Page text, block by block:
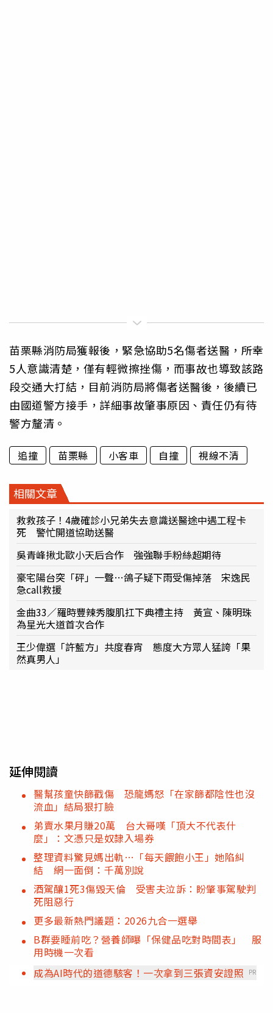
苗栗縣消防局獲報後，緊急協助5名傷者送醫，所幸
5人意識清楚，僅有輕微擦挫傷，而事故也導致該路
段交通大打結，目前消防局將傷者送醫後，後續已
由國道警方接手，詳細事故肇事原因、責任仍有待
警方釐清。
追撞 苗栗縣 小客車 自撞 視線不清
相關文章
救救孩子！4歲確診小兄弟失去意識送醫途中遇工程卡
死 警忙開道協助送醫
吳青峰揪北歐小天后合作 強強聯手粉絲超期待
豪宅陽台突「砰」一聲…鴿子疑下雨受傷掉落 宋逸民
急call救援
金曲33／羅時豐辣秀腹肌扛下典禮主持 黃宣、陳明珠
為星光大道首次合作
王少偉選「許藍方」共度春宵 態度大方眾人猛誇「果
然真男人」
延伸閱讀
醫幫孩童快篩戳傷 恐龍媽怒「在家篩都陰性也沒
流血」結局狠打臉
弟賣水果月賺20萬 台大哥嘆「頂大不代表什
麼」：文憑只是奴隸入場券
整理資料驚見媽出軌…「每天餵飽小王」她陷糾
結 網一面倒：千萬別說
酒駕釀1死3傷毀天倫 受害夫泣訴：盼肇事駕駛判
死阻惡行
更多最新熱門議題：2026九合一選舉
B群要睡前吃？營養師曝「保健品吃對時間表」 服
用時機一次看
成為AI時代的道德駭客！一次拿到三張資安證照
PR